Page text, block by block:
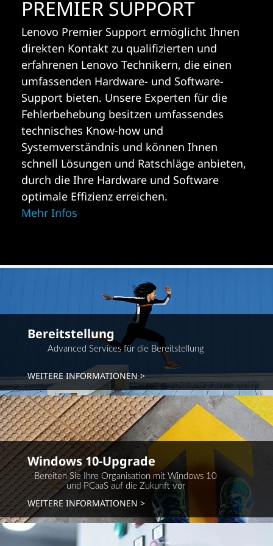
PREMIER SUPPORT
Lenovo Premier Support ermöglicht Ihnen
direkten Kontakt zu qualifizierten und
erfahrenen Lenovo Technikern, die einen
umfassenden Hardware- und Software-
Support bieten. Unsere Experten für die
Fehlerbehebung besitzen umfassendes
technisches Know-how und
Systemverständnis und können Ihnen
schnell Lösungen und Ratschläge anbieten,
durch die Ihre Hardware und Software
optimale Effizienz erreichen.
Mehr Infos
Bereitstellung
Advanced Services für die Bereitstellung
WEITERE INFORMATIONEN
Windows 10-Upgrade
Bereiten Sie Ihre Organisation mit Windows 10
und PCaaS auf die Zukunft vor
WEITERE INFORMATIONEN